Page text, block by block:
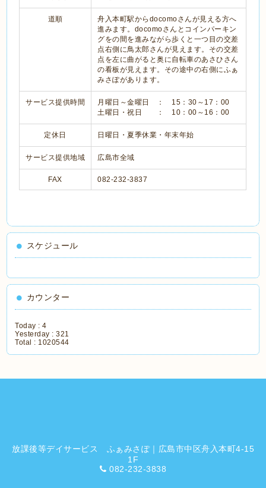
道順
舟入本町駅からdocomoさんが見える方へ
進みます。docomoさんとコインパーキン
グをの間を進みながら歩くと一つ目の交差
点右側に鳥太郎さんが見えます。その交差
点を左に曲がると奥に自転車のあさひさん
の看板が見えます。その途中の右側にふぁ
みさぽがあります。
サービス提供時間
月曜日～金曜日 ： 15：30～17：00
土曜日・祝日 ： 10：00～16：00
定休日 日曜日・夏季休業・年末年始
サービス提供地域 広島市全域
FAX 082-232-3837
スケジュール
カウンター
Today :4
Yesterday :321
Total : 1020544
放課後等デイサービス ふぁみさぽ｜広島市中区舟入本町4-15
1F
082-232-3838